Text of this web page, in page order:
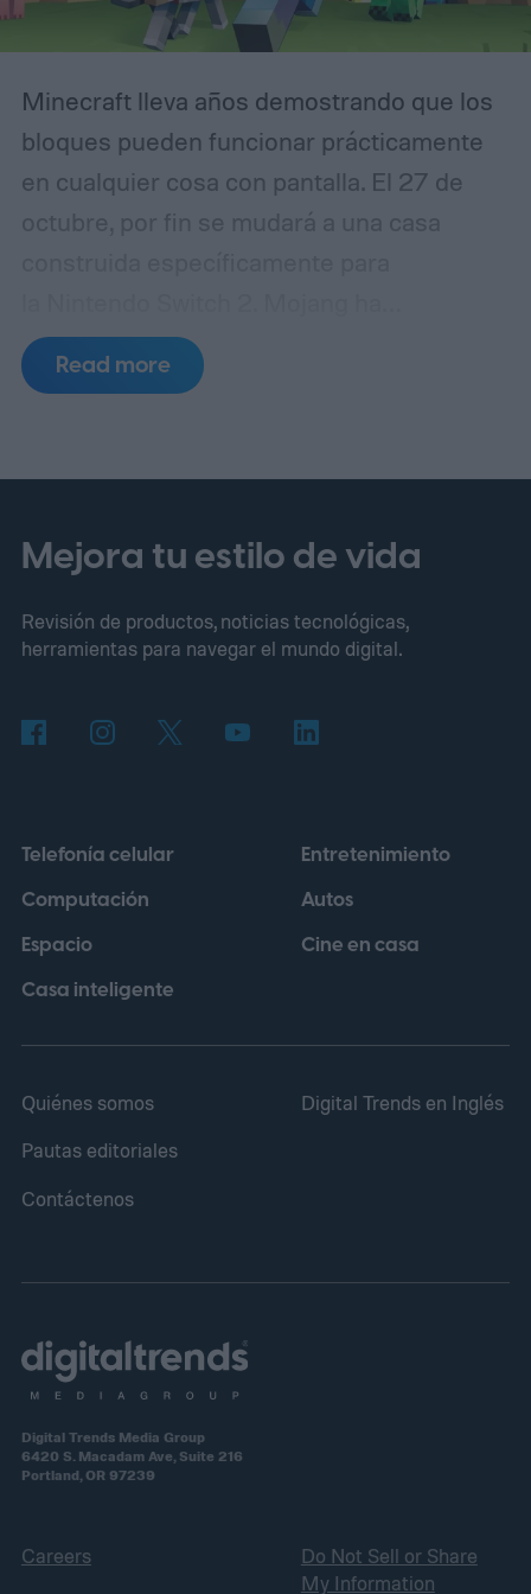
Minecraft lleva años demostrando que los
bloques pueden funcionar prácticamente
en cualquier cosa con pantalla. El 27 de
octubre, por fin se mudará a una casa
confirmado que la versión nativa de
Minecraft para Switch 2 se lanzará con
famoso Overworld cuadrado. Los actuales
propietarios de Nintendo Switch también
recibirán una vía de actualización digital,
aunque Mojang afirma que los precios y
bloques han estado apareciendo en los
Read more
Mejora tu estilo de vida
Revisión de productos, noticias tecnológicas,
herramientas para navegar el mundo digital.
Telefonía celular
Computación
Espacio
Casa inteligente
Entretenimiento
Autos
Cine en casa
Quiénes somos
Pautas editoriales
Contáctenos
Digital Trends en Inglés
Digital Trends Media Group
6420 S. Macadam Ave, Suite 216
Portland, OR 97239
Careers
Do Not Sell or Share
My Information